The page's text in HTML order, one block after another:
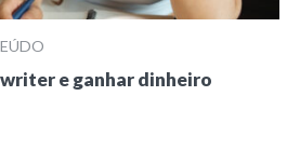
e ganhar dinheiro